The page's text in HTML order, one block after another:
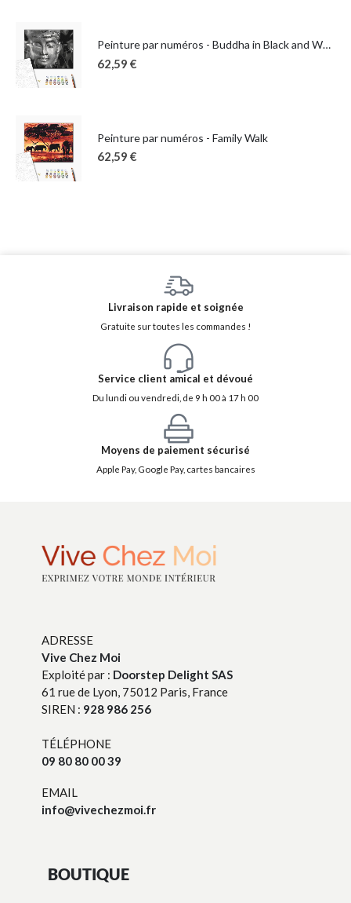
Peinture par numéros - Buddha in Black and White
62,59 €
Peinture par numéros - Family Walk
62,59 €
Livraison rapide et soignée
Gratuite sur toutes les commandes !
Service client amical et dévoué
Du lundi ou vendredi, de 9 h 00 à 17 h 00
Moyens de paiement sécurisé
Apple Pay, Google Pay, cartes bancaires
ADRESSE
Vive Chez Moi
Exploité par : Doorstep Delight SAS
61 rue de Lyon, 75012 Paris, France
SIREN : 928 986 256
TÉLÉPHONE
09 80 80 00 39
EMAIL
info@vivechezmoi.fr
BOUTIQUE